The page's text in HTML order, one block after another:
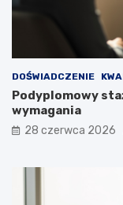
DOŚWIADCZENIE
Podyplomowy
wymagania
28 czerwca 2026